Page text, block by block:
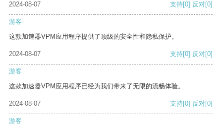
2024-08-07
支持[0] 反对[0]
游客
这款加速器VPM应用程序提供了顶级的安全性和隐私保护。
2024-08-07 支持[0] 反对[0]
游客
这款加速器VPM应用程序已经为我们带来了无限的流畅体验。
2024-08-07 支持[0] 反对[0]
游客